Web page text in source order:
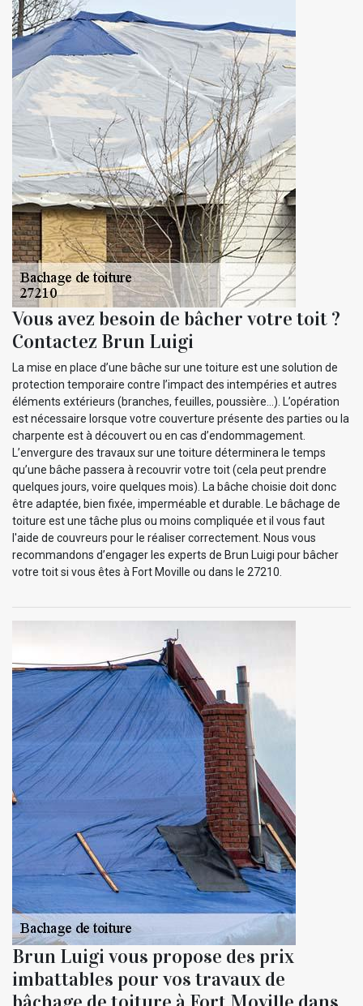
Vous avez besoin de bâcher votre toit ?
Contactez Brun Luigi
La mise en place d’une bâche sur une toiture est une solution de
protection temporaire contre l’impact des intempéries et autres
éléments extérieurs (branches, feuilles, poussière…). L’opération
est nécessaire lorsque votre couverture présente des parties ou la
charpente est à découvert ou en cas d’endommagement.
L’envergure des travaux sur une toiture déterminera le temps
qu’une bâche passera à recouvrir votre toit (cela peut prendre
quelques jours, voire quelques mois). La bâche choisie doit donc
être adaptée, bien fixée, imperméable et durable. Le bâchage de
toiture est une tâche plus ou moins compliquée et il vous faut
l'aide de couvreurs pour le réaliser correctement. Nous vous
recommandons d’engager les experts de Brun Luigi pour bâcher
votre toit si vous êtes à Fort Moville ou dans le 27210.
Brun Luigi vous propose des prix
imbattables pour vos travaux de